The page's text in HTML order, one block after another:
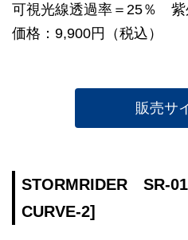
可視光線透過率＝25％ 紫
価格：9,900円（税込）
販売サ
STORMRIDER SR-
CURVE-2]